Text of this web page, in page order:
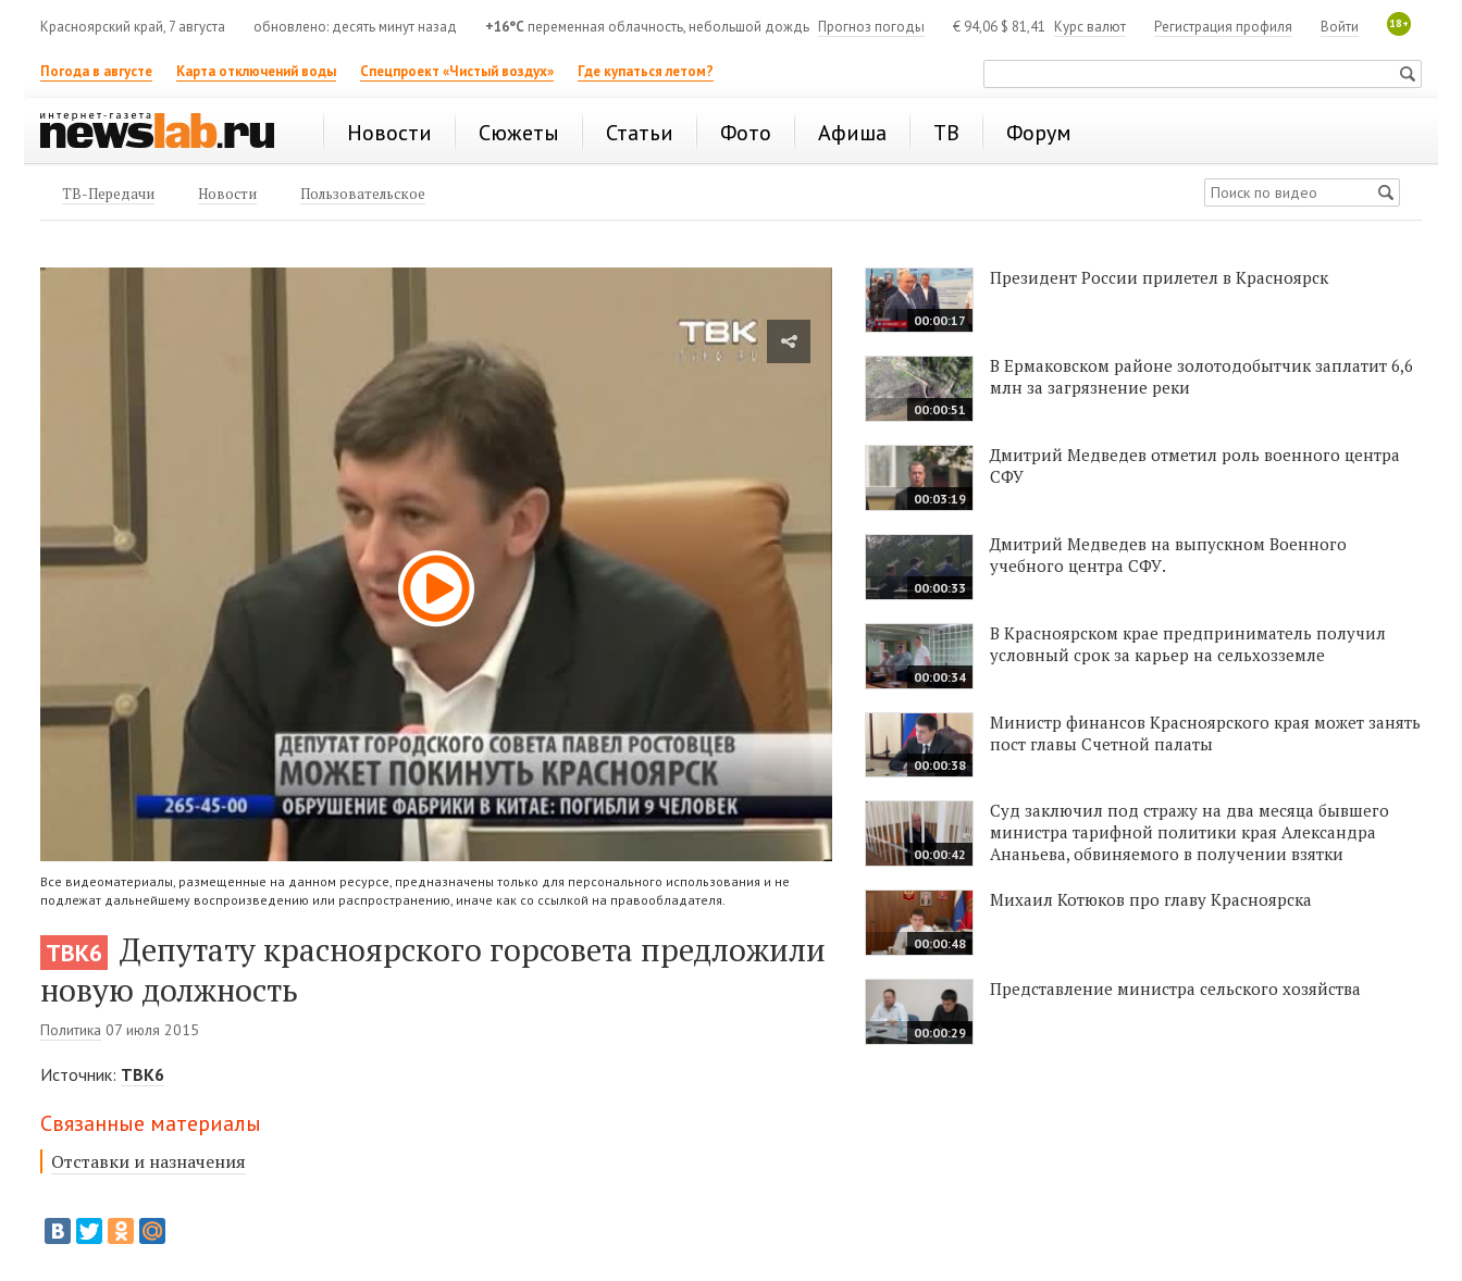
Красноярский край, 7 августа обновлено: десять минут назад +16°C переменная облачность, небольшой дождь Прогноз погоды € 94,06 $ 81,41 Курс валют 18+
Войти
Регистрация профиля
Погода в августе Карта отключений воды Спецпроект «Чистый воздух» Где купаться летом?
Новости Сюжеты Статьи Фото Афиша ТВ Форум
ТВ-Передачи Новости Пользовательское
Все видеоматериалы, размещенные на данном ресурсе, предназначены только для персонального использования и не
подлежат дальнейшему воспроизведению или распространению, иначе как со ссылкой на правообладателя.
ТВК6
Депутату красноярского горсовета предложили
новую должность
Политика 07 июля 2015
Источник: ТВК6
Связанные материалы
Отставки и назначения
00:00:17
Президент России прилетел в Красноярск
00:00:51
В Ермаковском районе золотодобытчик заплатит 6,6
млн за загрязнение реки
00:03:19
Дмитрий Медведев отметил роль военного центра
СФУ
00:00:33
Дмитрий Медведев на выпускном Военного
учебного центра СФУ.
00:00:34
В Красноярском крае предприниматель получил
условный срок за карьер на сельхозземле
00:00:38
Министр финансов Красноярского края может занять
пост главы Счетной палаты
00:00:42
Суд заключил под стражу на два месяца бывшего
министра тарифной политики края Александра
Ананьева, обвиняемого в получении взятки
00:00:48
Михаил Котюков про главу Красноярска
00:00:29
Представление министра сельского хозяйства